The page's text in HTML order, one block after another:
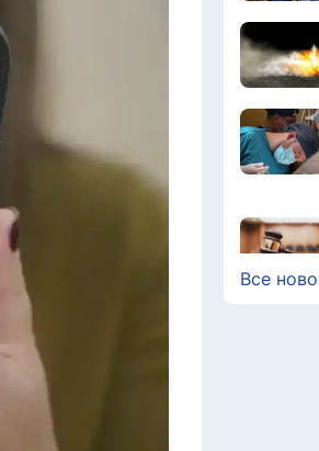
Все